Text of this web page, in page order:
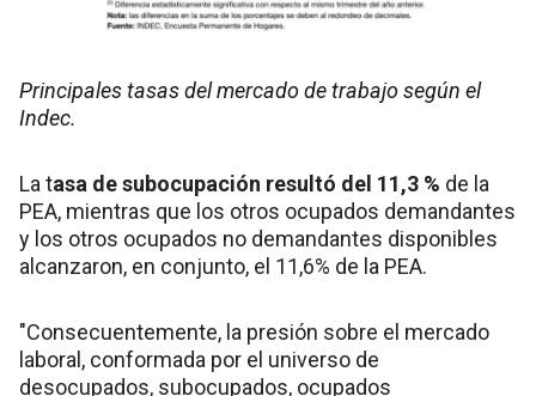
Principales tasas del mercado de trabajo según el
Indec.
La tasa de subocupación resultó del 11,3 % de la
PEA, mientras que los otros ocupados demandantes
y los otros ocupados no demandantes disponibles
alcanzaron, en conjunto, el 11,6% de la PEA.
"Consecuentemente, la presión sobre el mercado
laboral, conformada por el universo de
desocupados, subocupados, ocupados